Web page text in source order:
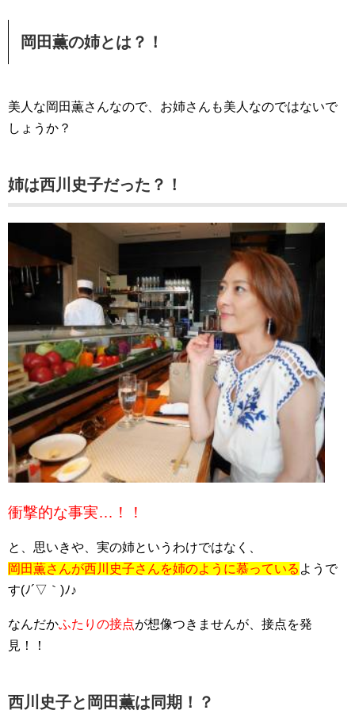
岡田薫の姉とは？！
美人な岡田薫さんなので、お姉さんも美人なのではないで
しょうか？
姉は西川史子だった？！
衝撃的な事実…！！
と、思いきや、実の姉というわけではなく、
岡田薫さんが西川史子さんを姉のように慕っている ようで
す(ﾉ´▽｀)ﾉ♪
なんだかふたりの接点が想像つきませんが、接点を発
見！！
西川史子と岡田薫は同期！？